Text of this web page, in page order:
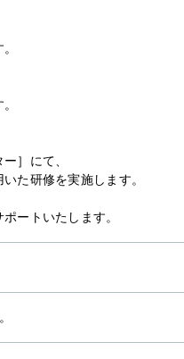
］にて、
た研修を実施します。
ートいたします。